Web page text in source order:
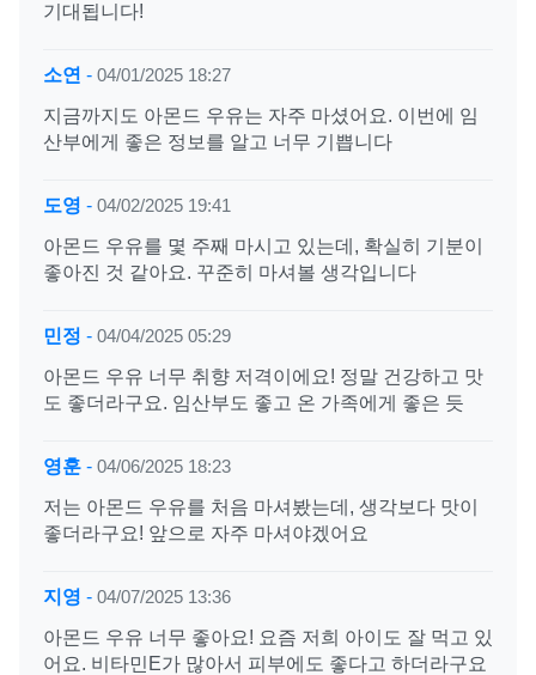
기대됩니다!
소연 - 04/01/2025 18:27
지금까지도 아몬드 우유는 자주 마셨어요. 이번에 임
산부에게 좋은 정보를 알고 너무 기쁩니다
도영 - 04/02/2025 19:41
아몬드 우유를 몇 주째 마시고 있는데, 확실히 기분이
좋아진 것 같아요. 꾸준히 마셔볼 생각입니다
민정 - 04/04/2025 05:29
아몬드 우유 너무 취향 저격이에요! 정말 건강하고 맛
도 좋더라구요. 임산부도 좋고 온 가족에게 좋은 듯
영훈 - 04/06/2025 18:23
저는 아몬드 우유를 처음 마셔봤는데, 생각보다 맛이
좋더라구요! 앞으로 자주 마셔야겠어요
지영 - 04/07/2025 13:36
아몬드 우유 너무 좋아요! 요즘 저희 아이도 잘 먹고 있
어요. 비타민E가 많아서 피부에도 좋다고 하더라구요